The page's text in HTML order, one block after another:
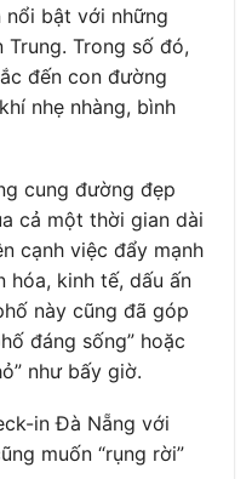
nổi bật với những
Trong số đó,
đến con đường
nhẹ nhàng, bình
cung đường đẹp
cả một thời gian dài
cạnh việc đẩy mạnh
hóa, kinh tế, dấu ấn
này cũng đã góp
đáng sống” hoặc
như bấy giờ.
in Đà Nẵng với
muốn “rụng rời”